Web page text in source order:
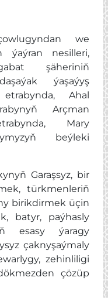
we
ýaýran nesilleri,
şäheriniň
ýaşaýyş
Ahal
Arçman
Mary
beýleki
Garaşsyz, bir
türkmenleriň
birikdirmek üçin
batyr, paýhasly
esasy ýaragy
çaknyşaýmaly
zehinliligi
çözüp